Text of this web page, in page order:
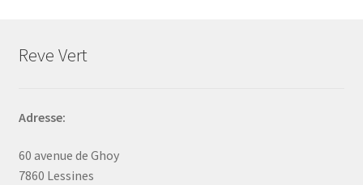
Reve Vert
Adresse:
60 avenue de Ghoy
7860 Lessines